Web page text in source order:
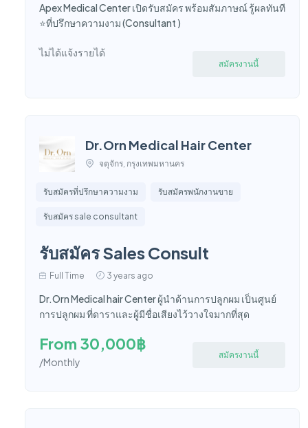
Apex Medical Center เปิดรับสมัคร พร้อมสัมภาษณ์ รู้ผลทันที
⭐️ที่ปรึกษาความงาม (Consultant )
ไม่ได้แจ้งรายได้
สมัครงานนี้
Dr.Orn Medical Hair Center
จตุจักร, กรุงเทพมหานคร
รับสมัครที่ปรึกษาความงาม รับสมัครพนักงานขาย
รับสมัคร sale consultant
รับสมัคร Sales Consult
Full Time 3 years ago
Dr.Orn Medical hair Center ผู้นำด้านการปลูกผม เป็นศูนย์
การปลูกผม ที่ดาราและผู้มีชื่อเสียงไว้วางใจมากที่สุด
From 30,000฿
/Monthly
สมัครงานนี้